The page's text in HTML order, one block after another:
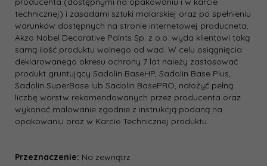
technicznej) i zasadami sztuki malarskiej oraz po spełnieniu
warunków dostępnych na stronie internetowej producneta,
Akzo Nobel Decorative Paints Sp. z o.o. wyda klientowi taką
samą ilość produktu wolnego od wad. W celu osiągnięcia
deklarowanego okresu ochrony 7 lat należy zastosować
produkt gruntujący Sadolin BaseHP, Sadolin Base Plus,
Sadolin SuperBase lub Sadolin BasePRO, nałożyć pełną
liczbę warstw rekomendowanych przez producenta oraz
wykonać malowanie zgodnie z instrukcją podaną na
opakowaniu oraz w Karcie Technicznej produktu.
Przeznaczenie: Na zewnątrz